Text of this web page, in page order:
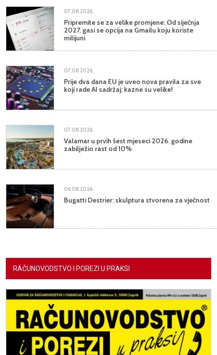
07.08.2026.
Pripremite se za velike promjene: Od siječnja
2027. gasi se opcija na Gmailu koju koriste
milijuni
07.08.2026.
Prije dva dana EU je uveo nova pravila za sve
koji rade AI sadržaj: kazne su velike!
07.08.2026.
Valamar u prvih šest mjeseci 2026. godine
zabilježio rast od 10%
06.08.2026.
Bugatti Destrier: skulptura stvorena za vječnost
RAČUNOVODSTVO I POREZI U PRAKSI